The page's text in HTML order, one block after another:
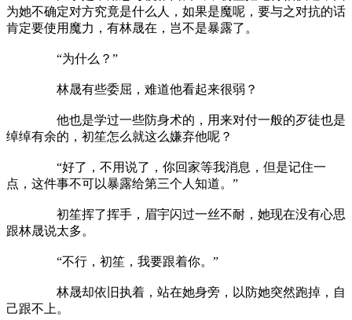
为她不确定对方究竟是什么人，如果是魔呢，要与之对抗的话
肯定要使用魔力，有林晟在，岂不是暴露了。
“为什么？”
林晟有些委屈，难道他看起来很弱？
他也是学过一些防身术的，用来对付一般的歹徒也是
绰绰有余的，初笙怎么就这么嫌弃他呢？
“好了，不用说了，你回家等我消息，但是记住一
点，这件事不可以暴露给第三个人知道。”
初笙挥了挥手，眉宇闪过一丝不耐，她现在没有心思
跟林晟说太多。
“不行，初笙，我要跟着你。”
林晟却依旧执着，站在她身旁，以防她突然跑掉，自
己跟不上。